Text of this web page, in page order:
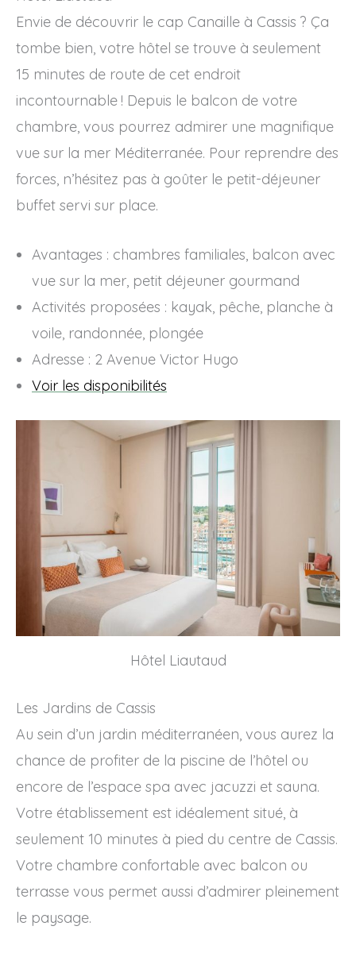
Envie de découvrir le cap Canaille à Cassis ? Ça
tombe bien, votre hôtel se trouve à seulement
15 minutes de route de cet endroit
incontournable ! Depuis le balcon de votre
chambre, vous pourrez admirer une magnifique
vue sur la mer Méditerranée. Pour reprendre des
forces, n’hésitez pas à goûter le petit-déjeuner
buffet servi sur place.
Avantages : chambres familiales, balcon avec
vue sur la mer, petit déjeuner gourmand
Activités proposées : kayak, pêche, planche à
voile, randonnée, plongée
Adresse : 2 Avenue Victor Hugo
Voir les disponibilités
Hôtel Liautaud
Les Jardins de Cassis
Au sein d’un jardin méditerranéen, vous aurez la
chance de profiter de la piscine de l’hôtel ou
encore de l’espace spa avec jacuzzi et sauna.
Votre établissement est idéalement situé, à
seulement 10 minutes à pied du centre de Cassis.
Votre chambre confortable avec balcon ou
terrasse vous permet aussi d’admirer pleinement
le paysage.